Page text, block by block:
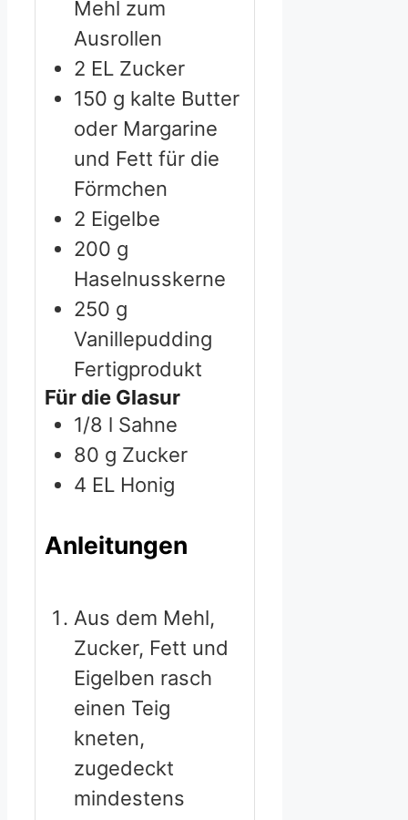
Mehl zum
Ausrollen
2 EL Zucker
150 g kalte Butter
oder Margarine
und Fett für die
Förmchen
2 Eigelbe
200 g
Haselnusskerne
250 g
Vanillepudding
Fertigprodukt
Für die Glasur
1/8 l Sahne
80 g Zucker
4 EL Honig
Anleitungen
Aus dem Mehl,
Zucker, Fett und
Eigelben rasch
einen Teig
kneten,
zugedeckt
mindestens